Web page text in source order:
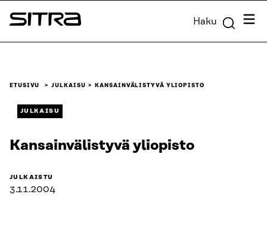
Siirry
suoraan
Sitra Haku
ETUSIVU JULKAISU KANSAINVÄLISTYVÄ YLIOPISTO
JULKAISU
Kansainvälistyvä yliopisto
JULKAISTU
3.11.2004